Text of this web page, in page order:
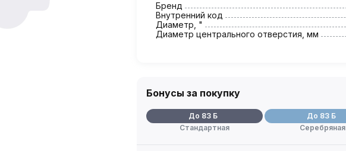
Бренд
Внутренний код
Диаметр, "
Диаметр центрального отверстия, мм
Бонусы за покупку
До 83 Б
Стандартная
До 83 Б
Серебряная